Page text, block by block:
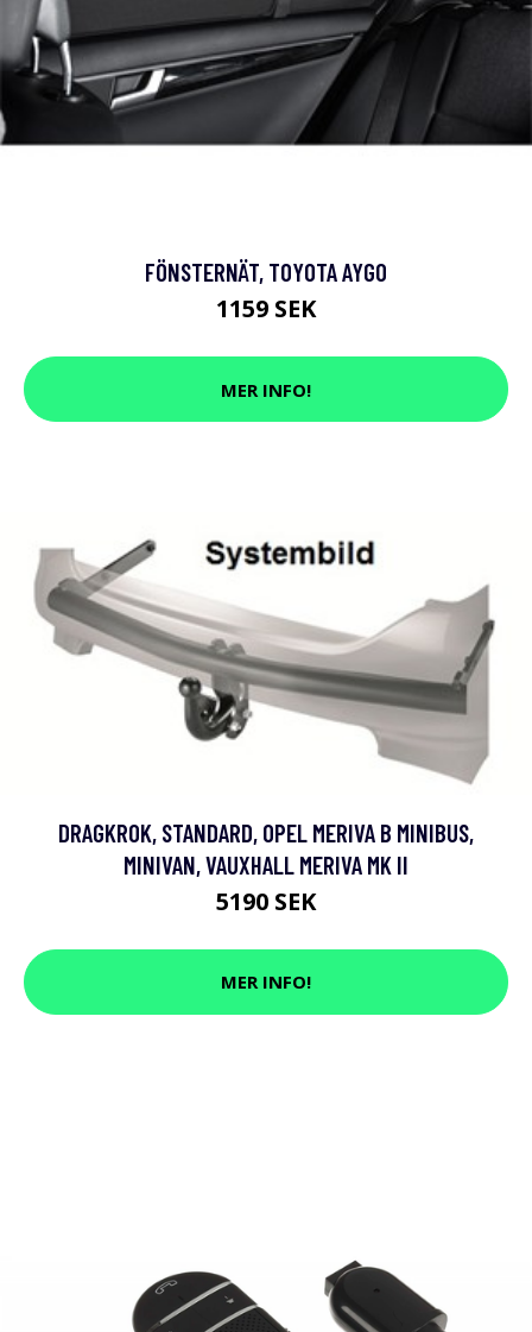
FÖNSTERNÄT, TOYOTA AYGO
1159 SEK
MER INFO!
DRAGKROK, STANDARD, OPEL MERIVA B MINIBUS,
MINIVAN, VAUXHALL MERIVA MK II
5190 SEK
MER INFO!